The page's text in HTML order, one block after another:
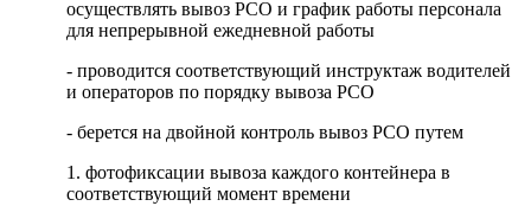
осуществлять вывоз РСО и график работы персонала
для непрерывной ежедневной работы
- проводится соответствующий инструктаж водителей
и операторов по порядку вывоза РСО
- берется на двойной контроль вывоз РСО путем
1. фотофиксации вывоза каждого контейнера в
соответствующий момент времени